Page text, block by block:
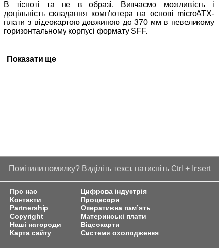
В тісноті та не в образі. Вивчаємо
можливість і
доцільність складання комп'ютера на основі microATX-
плати з відеокартою довжиною до 370 мм в невеликому
горизонтальному корпусі формату SFF.
Показати ще
Помітили помилку? Виділіть текст, натисніть Ctrl + Insert
Про нас
Контакти
Partnership
Copyright
Наші нагороди
Карта сайту
Цифрова індустрія
Процесори
Оперативна пам’ять
Материнські плати
Відеокарти
Системи охолодження